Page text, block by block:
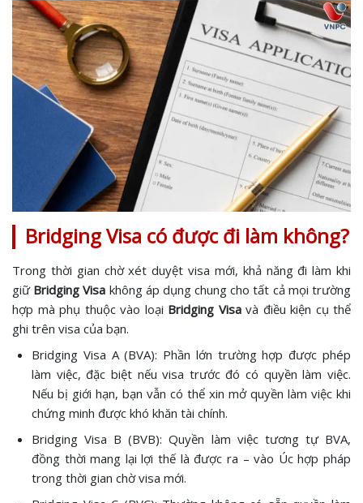
Bridging Visa có được đi làm không?
Trong thời gian chờ xét duyệt visa mới, khả năng đi làm khi
giữBridging Visa không áp dụng chung cho tất cả mọi trường
hợp mà phụ thuộc vào loại Bridging Visavà điều kiện cụ thể
ghi trên visa của bạn.
Bridging Visa A (BVA): Phần lớn trường hợp được phép
làm việc, đặc biệt nếu visa trước đó có quyền làm việc.
Nếu bị giới hạn, bạn vẫn có thể xin mở quyền làm việc khi
chứng minh được khó khăn tài chính.
Bridging Visa B (BVB): Quyền làm việc tương tự BVA,
đồng thời mang lại lợi thế là được ra – vào Úc hợp pháp
trong thời gian chờ visa mới.